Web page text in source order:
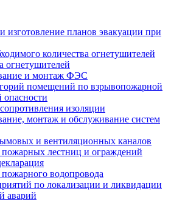
изготовление планов эвакуации при
количества огнетушителей
огнетушителей
и монтаж ФЭС
помещений по взрывопожарной
изоляции
монтаж и обслуживание систем
и вентиляционных каналов
лестниц и ограждений
водопровода
по локализации и ликвидации
аварий